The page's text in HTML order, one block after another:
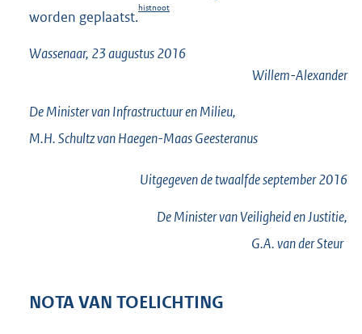
worden geplaatst.
histnoot
Wassenaar, 23 augustus 2016
Willem-Alexander
De Minister van Infrastructuur en Milieu,
M.H.Schultz van Haegen-Maas Geesteranus
Uitgegeven detwaalfdeseptember 2016
De Minister van Veiligheid en Justitie,
G.A. van derSteur
NOTA VAN TOELICHTING